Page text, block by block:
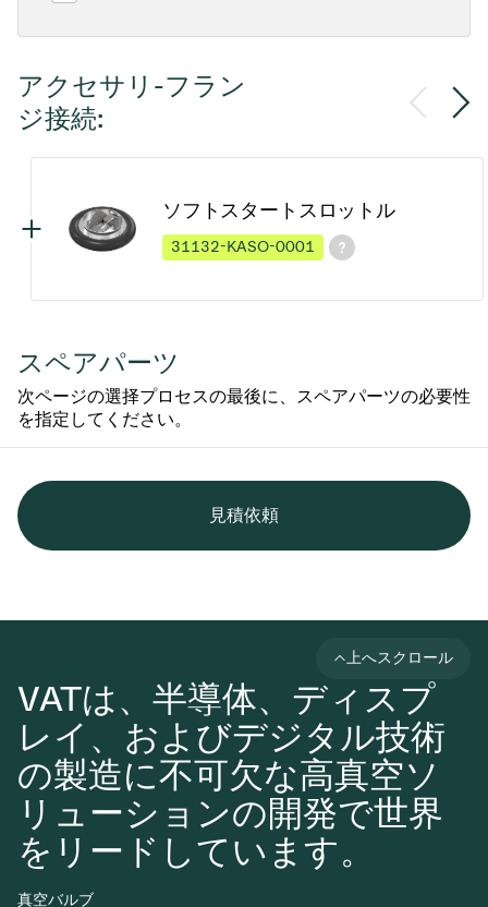
アクセサリ-フラン
ジ接続:
ソフトスタートスロットル
31132-KASO-0001
スペアパーツ
次ページの選择プロセスの最後に、スペアパーツの必要性
を指定してください。
見積依頼
VATは、半導体、ディスプ
レイ、およびデジタル技術
の製造に不可欠な高真空ソ
リューションの開発で世界
をリードしています。
上へスクロール
真空バルブ